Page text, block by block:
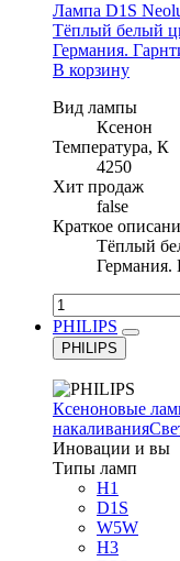
Лампа D1S
Тёплый белый
Германия.
В корзину
Вид лампы
Ксенон
Температура, К
4250
Хит продаж
false
Краткое
Тёплый
Германия.
PHILIPS
PHILIPS
Ксеноновые
накаливания
Иновации и вы
Типы ламп
H1
D1S
W5W
H3